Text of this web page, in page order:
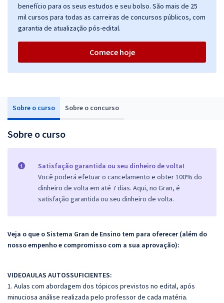
Sobre o curso Sobre o concurso
Sobre o curso
Satisfação garantida ou seu dinheiro de volta!
Você poderá efetuar o cancelamento e obter 100% do
dinheiro de volta em até 7 dias. Aqui, no Gran, é
satisfação garantida ou seu dinheiro de volta.
Veja o que o Sistema Gran de Ensino tem para oferecer (além do
nosso empenho e compromisso com a sua aprovação):
VIDEOAULAS AUTOSSUFICIENTES:
1. Aulas com abordagem dos tópicos previstos no edital, após
minuciosa análise realizada pelo professor de cada matéria.
benefício para os seus estudos e seu bolso. São mais de 25
mil cursos para todas as carreiras de concursos públicos, com
garantia de atualização pós-edital.
Comece hoje